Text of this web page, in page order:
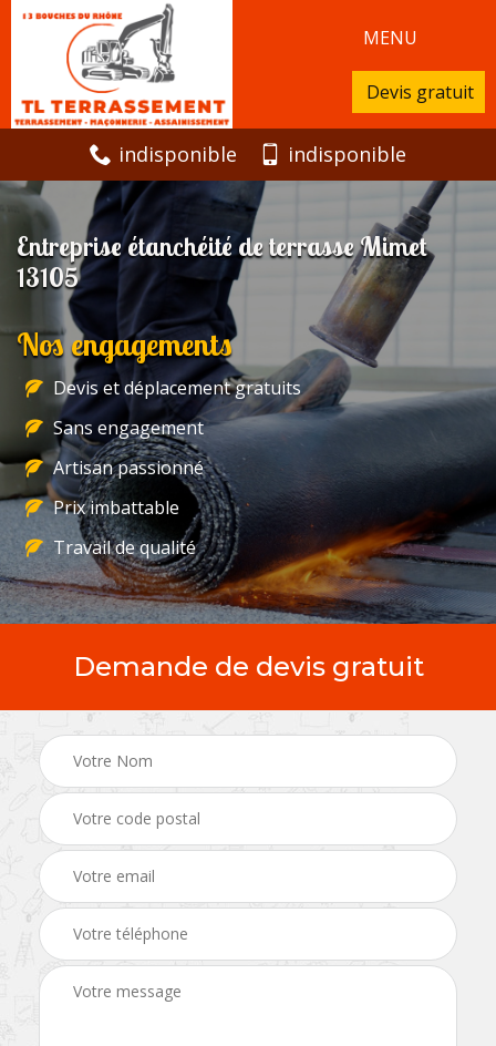
MENU
Devis gratuit
indisponible indisponible
Entreprise étanchéité de terrasse Mimet
13105
Nos engagements
Devis et déplacement gratuits
Sans engagement
Artisan passionné
Prix imbattable
Travail de qualité
Demande de devis gratuit